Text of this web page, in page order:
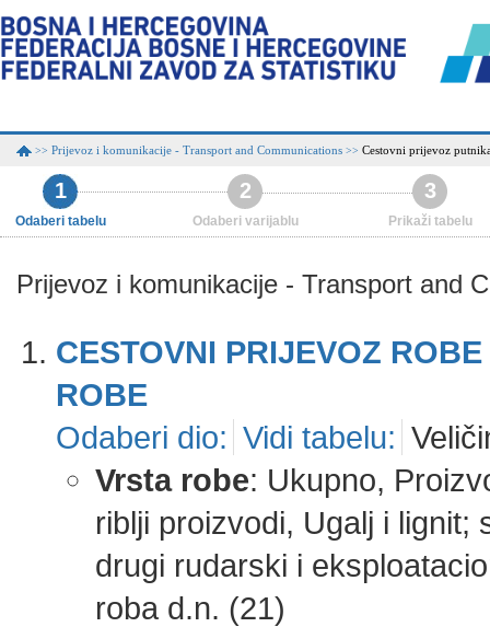
>> Prijevoz i komunikacije - Transport and Communications >> Cestovni prijevoz
1
Odaberi tabelu
2
Odaberi varijablu
3
Prikaži tabelu
Prijevoz i komunikacije - Transport and
CESTOVNI PRIJEVOZ
ROBE
Odaberi dio: Vidi tabelu:
Vrsta robe: Ukupno,
riblji proizvodi, Ugalj i lignit;
drugi rudarski i
roba d.n. (21)